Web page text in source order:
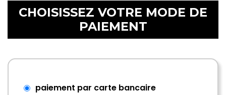
CHOISISSEZ VOTRE MODE DE
PAIEMENT
paiement par carte bancaire